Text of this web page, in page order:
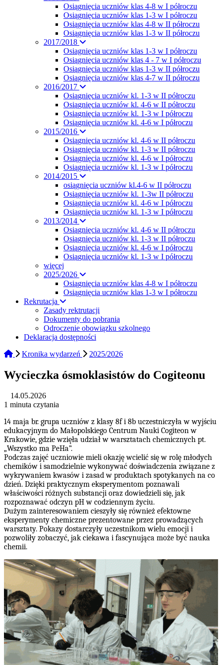
Osiągnięcia uczniów klas 4-8 w I półroczu
Osiągnięcia uczniów klas 1-3 w I półroczu
Osiągnięcia uczniów klas 4-8 w II półroczu
Osiągnięcia uczniów klas 1-3 w II półroczu
2017/2018
Osiagnięcia uczniów klas 1-3 w I półroczu
Osiągnięcia uczniów klas 4 - 7 w I półroczu
Osiągnięcia uczniów klas 1-3 w II półroczu
Osiągnięcia uczniów klas 4-7 w II półroczu
2016/2017
Osiągnięcia uczniów kl. 1-3 w II półroczu
Osiągnięcia uczniów kl. 4-6 w II półroczu
Osiągnięcia uczniów kl. 1-3 w I półroczu
Osiągnięcia uczniów kl. 4-6 w I półroczu
2015/2016
Osiągnięcia uczniów kl. 4-6 w II półroczu
Osiągnięcia uczniów kl. 1-3 w II półroczu
Osiągnięcia uczniów kl. 4-6 w I półroczu
Osiągnięcia uczniów kl. 1-3 w I półroczu
2014/2015
osiągnięcia uczniów kl.4-6 w II półroczu
Osiągnięcia uczniów kl. 1-3w II półroczu
Osiągnięcia uczniów kl. 4-6 w I półroczu
Osiągnięcia uczniów kl. 1-3 w I półroczu
2013/2014
Osiągnięcia uczniów kl. 4-6 w II półroczu
Osiągnięcia uczniów kl. 1-3 w II półroczu
Osiągnięcia uczniów kl. 4-6 w I półroczu
Osiągnięcia uczniów kl. 1-3 w I półroczu
więcej
2025/2026
Osiągnięcia uczniów klas 4-8 w I półroczu
Osiągnięcia uczniów klas 1-3 w I półroczu
Rekrutacja
Zasady rektrutacji
Dokumenty do pobrania
Odroczenie obowiązku szkolnego
Deklaracja dostępności
Kronika wydarzeń
2025/2026
Wycieczka ósmoklasistów do Cogiteonu
14.05.2026
1 minuta czytania
14 maja br. grupa uczniów z klasy 8f i 8b uczestniczyła w wyjściu
edukacyjnym do Małopolskiego Centrum Nauki Cogiteon w
Krakowie, gdzie wzięła udział w warsztatach chemicznych pt.
„Wszystko ma PeHa”.
Podczas zajęć uczniowie mieli okazję wcielić się w rolę młodych
chemików i samodzielnie wykonywać doświadczenia związane z
wykrywaniem kwasów i zasad w produktach spotykanych na co
dzień. Dzięki praktycznym eksperymentom poznawali
właściwości różnych substancji oraz dowiedzieli się, jak
rozpoznawać odczyn pH w codziennym życiu.
Dużym zainteresowaniem cieszyły się również efektowne
eksperymenty chemiczne prezentowane przez prowadzących
warsztaty. Pokazy dostarczyły uczestnikom wielu emocji i
pozwoliły zobaczyć, jak ciekawa i fascynująca może być nauka
chemii.